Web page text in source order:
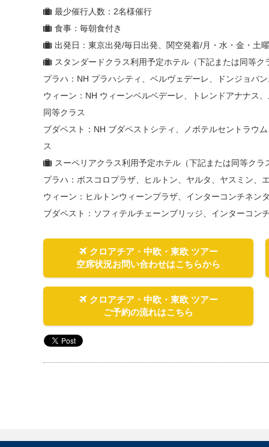
最少催行人数：2名様催行
食事：毎朝食付き
出発日：東京出発/毎日出発、関空発着/月・水・金・土
スタンダードクラス利用予定ホテル（下記または同等ク
プラハ：NH プラハシティ、ベルヴェデーレ、ドンジョバ
ウィーン：NH ウィーンベルベデーレ、トレンドアナナス
同等クラス
ブダペスト：NH ブダペストシティ、ノボテルセントラウ
ス
スーペリアクラス利用予定ホテル（下記または同等クラ
プラハ：ボスコロプラザ、ヒルトン、ヤルタ、ヤスミン、
ウィーン：ヒルトンウィーンプラザ、インターコンチネン
ブダペスト：ソフィテルチェーンブリッジ、インターコン
クロアチア・中欧・東欧 ツアー
空席状況お問い合わせはこちらから
クロアチア・中欧・東欧 ツアー
ご予約の流れはこちら